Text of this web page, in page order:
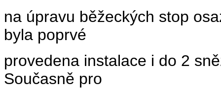
na úpravu běžeckých stop
byla poprvé
provedena instalace i do 2
Současně pro